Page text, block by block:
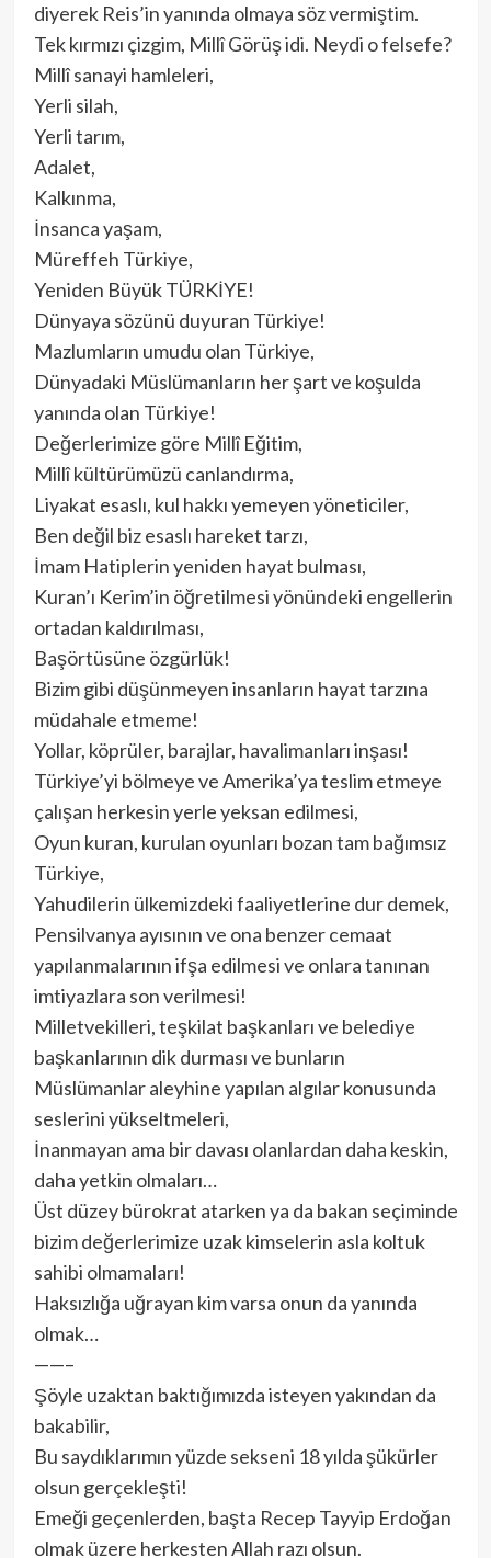
diyerek Reis’in yanında olmaya söz vermiştim.
Tek kırmızı çizgim, Millî Görüş idi. Neydi o felsefe?
Millî sanayi hamleleri,
Yerli silah,
Yerli tarım,
Adalet,
Kalkınma,
İnsanca yaşam,
Müreffeh Türkiye,
Yeniden Büyük TÜRKİYE!
Dünyaya sözünü duyuran Türkiye!
Mazlumların umudu olan Türkiye,
Dünyadaki Müslümanların her şart ve koşulda
yanında olan Türkiye!
Değerlerimize göre Millî Eğitim,
Millî kültürümüzü canlandırma,
Liyakat esaslı, kul hakkı yemeyen yöneticiler,
Ben değil biz esaslı hareket tarzı,
İmam Hatiplerin yeniden hayat bulması,
Kuran’ı Kerim’in öğretilmesi yönündeki engellerin
ortadan kaldırılması,
Başörtüsüne özgürlük!
Bizim gibi düşünmeyen insanların hayat tarzına
müdahale etmeme!
Yollar, köprüler, barajlar, havalimanları inşası!
Türkiye’yi bölmeye ve Amerika’ya teslim etmeye
çalışan herkesin yerle yeksan edilmesi,
Oyun kuran, kurulan oyunları bozan tam bağımsız
Türkiye,
Yahudilerin ülkemizdeki faaliyetlerine dur demek,
Pensilvanya ayısının ve ona benzer cemaat
yapılanmalarının ifşa edilmesi ve onlara tanınan
imtiyazlara son verilmesi!
Milletvekilleri, teşkilat başkanları ve belediye
başkanlarının dik durması ve bunların
Müslümanlar aleyhine yapılan algılar konusunda
seslerini yükseltmeleri,
İnanmayan ama bir davası olanlardan daha keskin,
daha yetkin olmaları…
Üst düzey bürokrat atarken ya da bakan seçiminde
bizim değerlerimize uzak kimselerin asla koltuk
sahibi olmamaları!
Haksızlığa uğrayan kim varsa onun da yanında
olmak…
——–
Şöyle uzaktan baktığımızda isteyen yakından da
bakabilir,
Bu saydıklarımın yüzde sekseni 18 yılda şükürler
olsun gerçekleşti!
Emeği geçenlerden, başta Recep Tayyip Erdoğan
olmak üzere herkesten Allah razı olsun.